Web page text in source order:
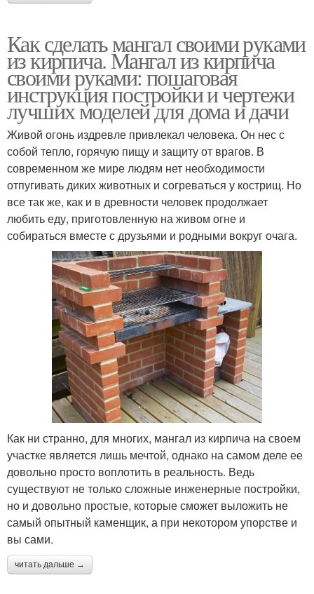
Как сделать мангал своими руками
из кирпича. Мангал из кирпича
своими руками: пошаговая
инструкция постройки и чертежи
лучших моделей для дома и дачи
Живой огонь издревле привлекал человека. Он нес с
собой тепло, горячую пищу и защиту от врагов. В
современном же мире людям нет необходимости
отпугивать диких животных и согреваться у кострищ. Но
все так же, как и в древности человек продолжает
любить еду, приготовленную на живом огне и
собираться вместе с друзьями и родными вокруг очага.
Как ни странно, для многих, мангал из кирпича на своем
участке является лишь мечтой, однако на самом деле ее
довольно просто воплотить в реальность. Ведь
существуют не только сложные инженерные постройки,
но и довольно простые, которые сможет выложить не
самый опытный каменщик, а при некотором упорстве и
вы сами.
читать дальше →